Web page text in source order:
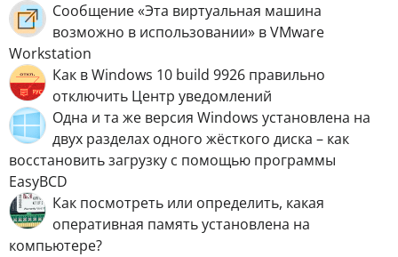
Сообщение «Эта виртуальная машина
возможно в использовании» в VMware
Workstation
Как в Windows 10 build 9926 правильно
отключить Центр уведомлений
Одна и та же версия Windows установлена на
двух разделах одного жёсткого диска – как
восстановить загрузку с помощью программы
EasyBCD
Как посмотреть или определить, какая
оперативная память установлена на
компьютере?